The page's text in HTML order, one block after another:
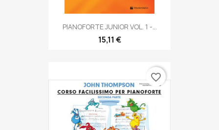
PIANOFORTE JUNIOR VOL. 1 -...
15,11 €
favorite_border